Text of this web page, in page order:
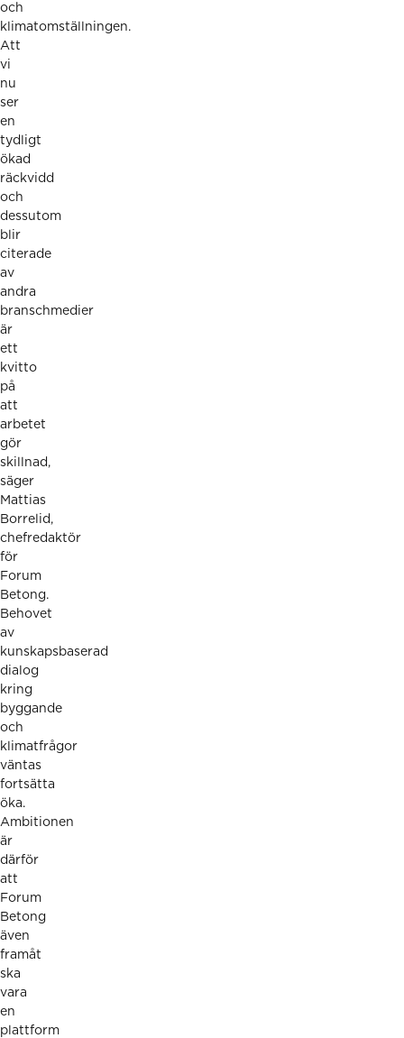
och
klimatomställningen.
Att
vi
nu
ser
en
tydligt
ökad
räckvidd
och
dessutom
blir
citerade
av
andra
branschmedier
är
ett
kvitto
på
att
arbetet
gör
skillnad,
säger
Mattias
Borrelid,
chefredaktör
för
Forum
Betong.
Behovet
av
kunskapsbaserad
dialog
kring
byggande
och
klimatfrågor
väntas
fortsätta
öka.
Ambitionen
är
därför
att
Forum
Betong
även
framåt
ska
vara
en
plattform